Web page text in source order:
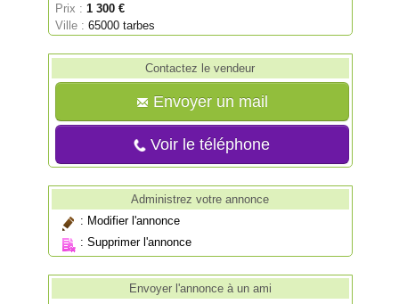
Prix : 1 300 €
Ville :65000 tarbes
Contactez le vendeur
Envoyer un mail
Voir le téléphone
Administrez votre annonce
: Modifier l'annonce
:Supprimer l'annonce
Envoyer l'annonce à un ami